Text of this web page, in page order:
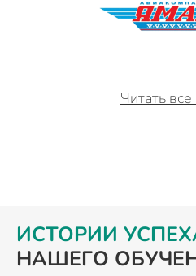
Читать
ИСТОРИИ
НАШЕГО